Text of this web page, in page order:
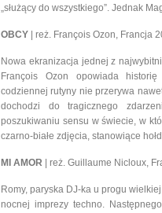
„służący do wszystkiego”. Jednak
OBCY | reż. François Ozon, Francja
Nowa ekranizacja jednej z
François Ozon opowiada
codziennej rutyny nie przerywa
dochodzi do tragicznego
poszukiwaniu sensu w świecie, w
czarno-białe zdjęcia, stanowiące
MI AMOR | reż. Guillaume Nicloux,
Romy, paryska DJ-ka u progu
nocnej imprezy techno.